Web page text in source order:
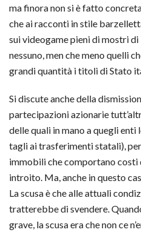
ma finora non si è fatto
che ai racconti in stile
sui videogame pieni di mostri
nessuno, men che meno quelli
grandi quantità i titoli di Stato
Si discute anche della
partecipazioni azionarie
delle quali in mano a quegli enti
tagli ai trasferimenti statali),
immobili che comportano costi
introito. Ma, anche in questo
La scusa è che alle attuali
tratterebbe di svendere.
grave, la scusa era che non ce